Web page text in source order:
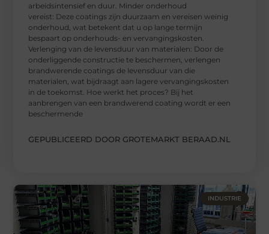
arbeidsintensief en duur. Minder onderhoud
vereist: Deze coatings zijn duurzaam en vereisen weinig
onderhoud, wat betekent dat u op lange termijn
bespaart op onderhouds- en vervangingskosten.
Verlenging van de levensduur van materialen: Door de
onderliggende constructie te beschermen, verlengen
brandwerende coatings de levensduur van die
materialen, wat bijdraagt aan lagere vervangingskosten
in de toekomst. Hoe werkt het proces? Bij het
aanbrengen van een brandwerend coating wordt er een
beschermende
GEPUBLICEERD DOOR GROTEMARKT BERAAD.NL
INDUSTRIE